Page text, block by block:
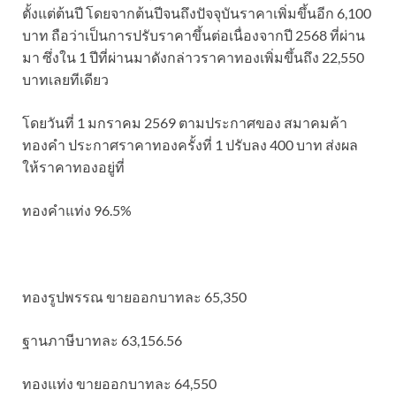
ตั้งแต่ต้นปี โดยจากต้นปีจนถึงปัจจุบันราคาเพิ่มขึ้นอีก 6,100
บาท ถือว่าเป็นการปรับราคาขึ้นต่อเนื่องจากปี 2568 ที่ผ่าน
มา ซึ่งใน 1 ปีที่ผ่านมาดังกล่าวราคาทองเพิ่มขึ้นถึง 22,550
บาทเลยทีเดียว
โดยวันที่ 1 มกราคม 2569 ตามประกาศของ สมาคมค้า
ทองคำ ประกาศราคาทองครั้งที่ 1 ปรับลง 400 บาท ส่งผล
ให้ราคาทองอยู่ที่
ทองคำแท่ง 96.5%
ทองรูปพรรณ ขายออกบาทละ 65,350
ฐานภาษีบาทละ 63,156.56
ทองแท่ง ขายออกบาทละ 64,550